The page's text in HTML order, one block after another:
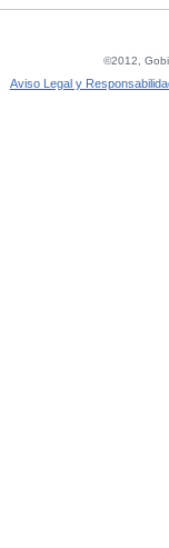
©2012,
Aviso Legal y